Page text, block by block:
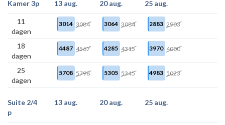
Kamer 3p 13 aug. 20 aug. 25 aug.
11
dagen
3014 3084 3064 3084 2883 2903
18
dagen
4487 4567 4285 4315 3970 4000
25
dagen
5708 5798 5305 5345 4983 5023
Suite 2/4
p
13 aug. 20 aug. 25 aug.